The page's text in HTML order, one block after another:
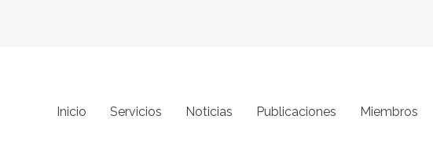
Inicio Servicios Noticias Publicaciones Miembros